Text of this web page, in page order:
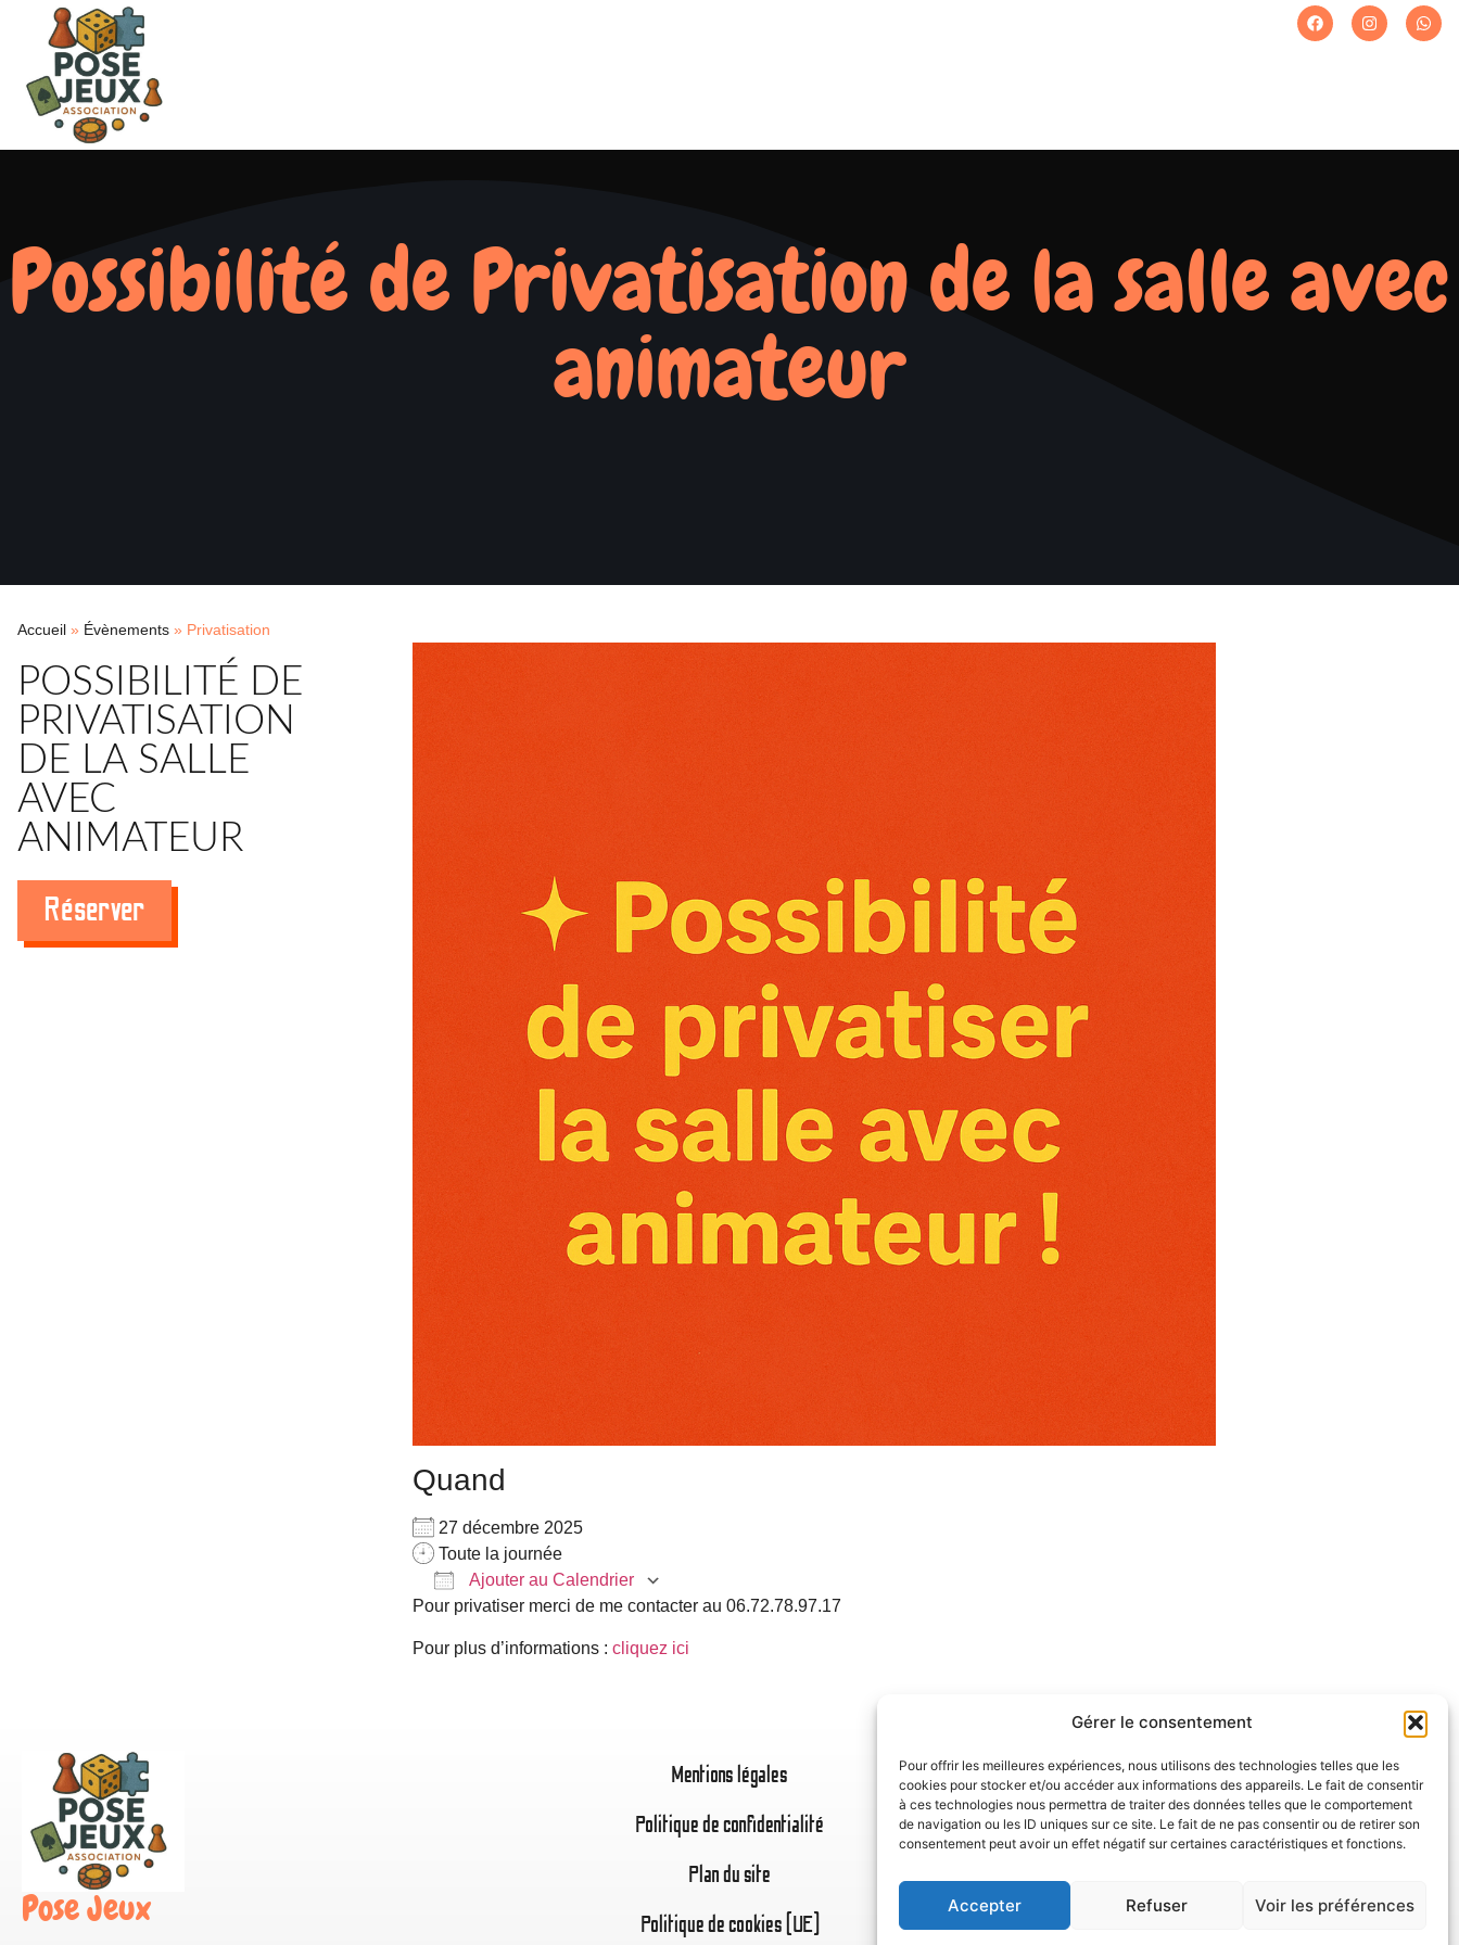
Gérer le consentement
Pour offrir les meilleures expériences, nous utilisons des technologies telles que les
cookies pour stocker et/ou accéder aux informations des appareils. Le fait de consentir
à ces technologies nous permettra de traiter des données telles que le comportement
de navigation ou les ID uniques sur ce site. Le fait de ne pas consentir ou de retirer son
consentement peut avoir un effet négatif sur certaines caractéristiques et fonctions.
Accepter Refuser Voir les préférences
Possibilité de Privatisation de la salle avec
animateur
Accueil » Évènements » Privatisation
POSSIBILITÉ DE
PRIVATISATION
DE LA SALLE
AVEC
ANIMATEUR
Réserver
Quand
27 décembre 2025
Toute la journée
Ajouter au Calendrier
Télécharger ICS
Calendrier Google
Pour privatiser merci de me contacter au 06.72.78.97.17
Pour plus d’informations : cliquez ici
Pose Jeux
Mentions légales
Politique de confidentialité
Plan du site
Politique de cookies (UE)